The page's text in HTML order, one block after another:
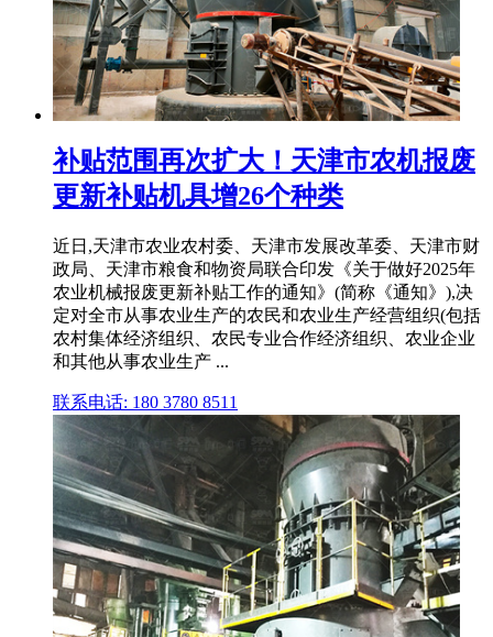
补贴范围再次扩大！天津市农机报废
更新补贴机具增26个种类
近日,天津市农业农村委、天津市发展改革委、天津市财
政局、天津市粮食和物资局联合印发《关于做好2025年
农业机械报废更新补贴工作的通知》(简称《通知》),决
定对全市从事农业生产的农民和农业生产经营组织(包括
农村集体经济组织、农民专业合作经济组织、农业企业
和其他从事农业生产 ...
联系电话: 180 3780 8511